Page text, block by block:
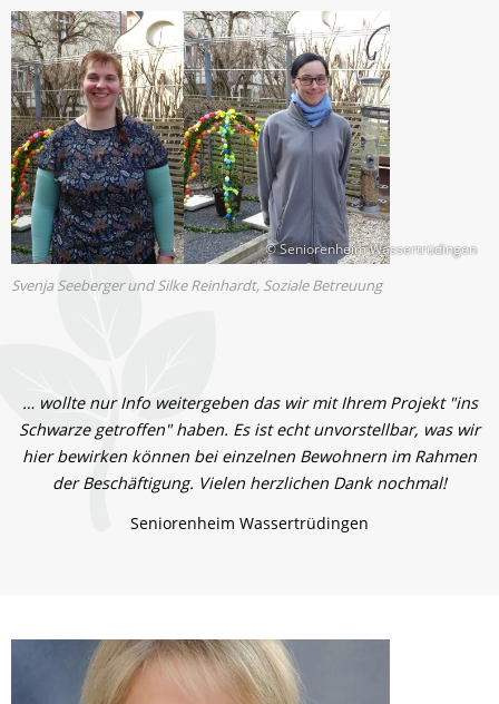
© Seniorenheim Wassertrüdingen
Svenja Seeberger und Silke Reinhardt, Soziale Betreuung
… wollte nur Info weitergeben das wir mit Ihrem Projekt "ins
Schwarze getroffen" haben. Es ist echt unvorstellbar, was wir
hier bewirken können bei einzelnen Bewohnern im Rahmen
der Beschäftigung. Vielen herzlichen Dank nochmal!
Seniorenheim Wassertrüdingen